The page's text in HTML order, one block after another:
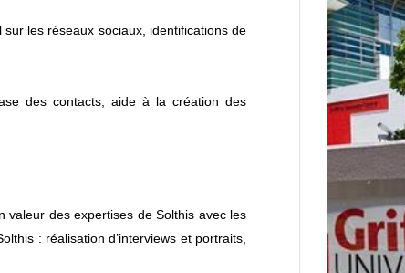
sur les réseaux sociaux, identifications de
des contacts, aide à la création des
valeur des expertises de Solthis avec les
: réalisation d’interviews et portraits,